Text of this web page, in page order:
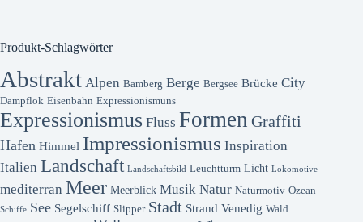
Produkt-Schlagwörter
Abstrakt Alpen Bamberg Berge Bergsee Brücke City
Dampflok Eisenbahn Expressionismuns
Expressionismus Fluss Formen Graffiti
Hafen Himmel Impressionismus Inspiration
Italien Landschaft Landschaftsbild Leuchtturm Licht Lokomotive
mediterran Meer Meerblick Musik Natur Naturmotiv Ozean
Schiffe See Segelschiff Slipper Stadt Strand Venedig Wald